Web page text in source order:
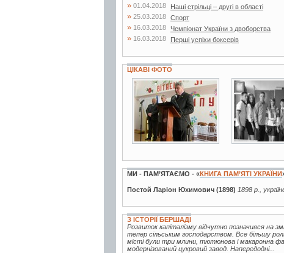
» 01.04.2018 Наші стрільці – другі в області
» 25.03.2018 Спорт
» 16.03.2018 Чемпіонат України з двоборства
» 16.03.2018
Перші успіхи боксерів
ЦІКАВІ ФОТО
3 фото 2 фото
МИ - ПАМ’ЯТАЄМО - «КНИГА ПАМ’ЯТІ УКРАЇНИ
Постой Ларіон Юхимович (1898) 1898 р.,
З ІСТОРІЇ БЕРШАДІ
Розвиток капіталізму відчутно позначився на
тепер сільським господарством. Все більшу
місті були три млини, тютюнова і макаронна
модернізований цукровий завод. Напередодні...